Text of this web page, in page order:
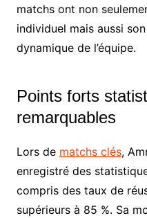
matchs ont non
individuel mais aussi
dynamique de l’équipe.
Points forts
remarquables
Lors de matchs clés,
enregistré des
compris des taux de
supérieurs à 85 %. Sa